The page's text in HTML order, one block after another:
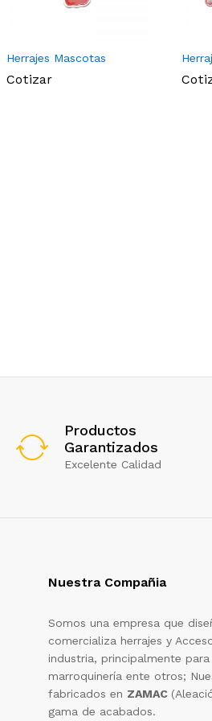
Herrajes Mascotas
Cotizar
Productos
Garantizados
Excelente Calidad
Nuestra Compañia
Somos una empresa que
comercializa herrajes y
industria, principalmente
marroquinería ente otros;
fabricados en ZAMAC
gama de acabados.